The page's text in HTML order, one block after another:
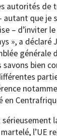
autorités
autant que je
– d’inviter
», a déclaré
générale
savons bien
en
l’UE